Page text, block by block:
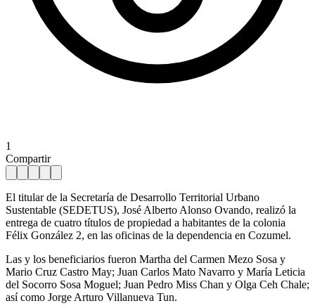
1
Compartir
El titular de la Secretaría de Desarrollo Territorial Urbano
Sustentable (SEDETUS), José Alberto Alonso Ovando, realizó la
entrega de cuatro títulos de propiedad a habitantes de la colonia
Félix González 2, en las oficinas de la dependencia en Cozumel.
Las y los beneficiarios fueron Martha del Carmen Mezo Sosa y
Mario Cruz Castro May; Juan Carlos Mato Navarro y María Leticia
del Socorro Sosa Moguel; Juan Pedro Miss Chan y Olga Ceh Chale;
así como Jorge Arturo Villanueva Tun.